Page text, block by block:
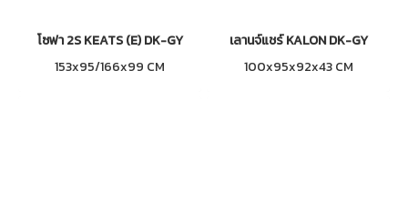
โซฟา 2S KEATS (E) DK-GY
153x95/166x99 CM
เลานจ์แชร์ KALON DK-GY
100x95x92x43 CM